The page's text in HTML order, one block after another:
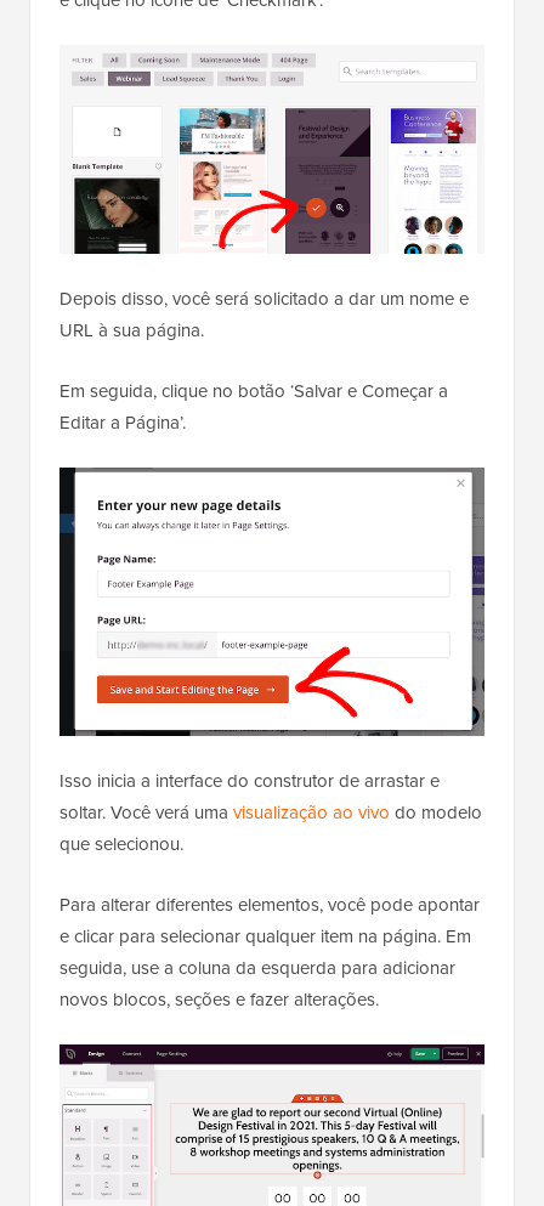
Depois disso, você será solicitado a dar um nome e
URL à sua página.
Em seguida, clique no botão ‘Salvar e Começar a
Editar a Página’.
Isso inicia a interface do construtor de arrastar e
soltar. Você verá uma visualização ao vivo do modelo
que selecionou.
Para alterar diferentes elementos, você pode apontar
e clicar para selecionar qualquer item na página. Em
seguida, use a coluna da esquerda para adicionar
novos blocos, seções e fazer alterações.